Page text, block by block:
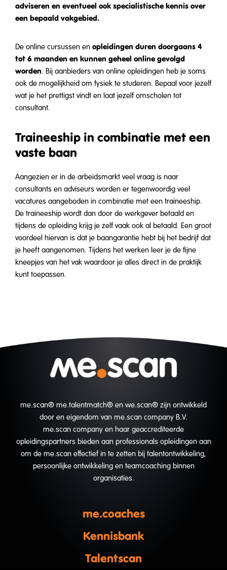
adviseren en eventueel ook specialistische kennis over
een bepaald vakgebied.
De online cursussen en opleidingen duren doorgaans 4
tot 6 maanden en kunnen geheel online gevolgd
worden. Bij aanbieders van online opleidingen heb je soms
ook de mogelijkheid om fysiek te studeren. Bepaal voor jezelf
wat je het prettigst vindt en laat jezelf omscholen tot
consultant.
Traineeship in combinatie met een
vaste baan
Aangezien er in de arbeidsmarkt veel vraag is naar
consultants en adviseurs worden er tegenwoordig veel
vacatures aangeboden in combinatie met een traineeship.
De traineeship wordt dan door de werkgever betaald en
tijdens de opleiding krijg je zelf vaak ook al betaald. Een groot
voordeel hiervan is dat je baangarantie hebt bij het bedrijf dat
je heeft aangenomen. Tijdens het werken leer je de fijne
kneepjes van het vak waardoor je alles direct in de praktijk
kunt toepassen.
me.scan® me.talentmatch® en we.scan® zijn ontwikkeld
door en eigendom van me.scan company B.V.
me.scan company en haar geaccrediteerde
opleidingspartners bieden aan professionals opleidingen aan
om de me.scan effectief in te zetten bij talentontwikkeling,
persoonlijke ontwikkeling en teamcoaching binnen
organisaties.
me.coaches
Kennisbank
Talentscan